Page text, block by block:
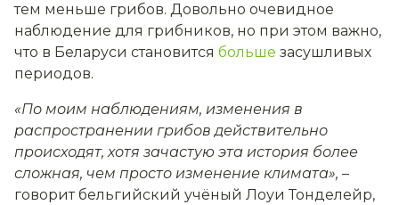
тем меньше грибов. Довольно очевидное
наблюдение для грибников, но при этом важно,
что в Беларуси становится больше засушливых
периодов.
«По моим наблюдениям, изменения в
распространении грибов действительно
происходят, хотя зачастую эта история более
сложная, чем просто изменение климата», –
говорит бельгийский учёный Лоуи Тонделейр,